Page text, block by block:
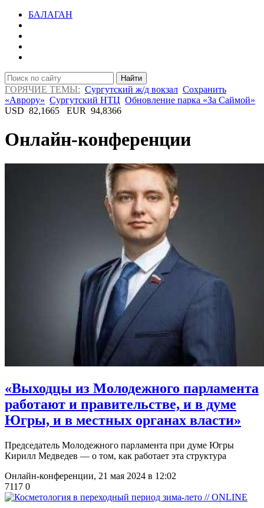
БАЛАГАН
Найти
ГОРЯЧИЕ ТЕМЫ: Сургутский ж/д вокзал Сохранить
«Аврору» Сургутский НТЦ Обновление парка «За Саймой»
USD 82,1665 EUR 94,8366
Онлайн-конференции
«Выходцы из Молодежного парламента
работают и правительстве, и в думе
Югры, и в местных органах власти»
Председатель Молодежного парламента при думе Югры
Кирилл Медведев — о том, как работает эта структура
Онлайн-конференции, 21 мая 2024 в 12:02
7117 0